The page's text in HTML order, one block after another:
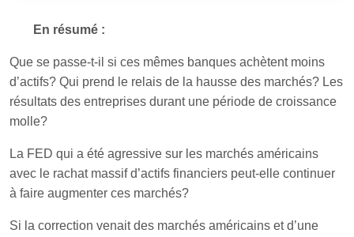
En résumé :
Que se passe-t-il si ces mêmes banques achètent moins
d’actifs? Qui prend le relais de la hausse des marchés? Les
résultats des entreprises durant une période de croissance
molle?
La FED qui a été agressive sur les marchés américains
avec le rachat massif d’actifs financiers peut-elle continuer
à faire augmenter ces marchés?
Si la correction venait des marchés américains et d’une